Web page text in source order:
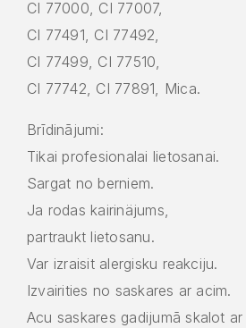
CI 77000, CI 77007,
CI 77491, CI 77492,
CI 77499, CI 77510,
CI 77742, CI 77891, Mica.
Brīdinājumi:
Tikai profesionalai lietosanai.
Sargat no berniem.
Ja rodas kairinäjums,
partraukt lietosanu.
Var izraisit alergisku reakciju.
Izvairities no saskares ar acim.
Acu saskares gadijumā skalot ar